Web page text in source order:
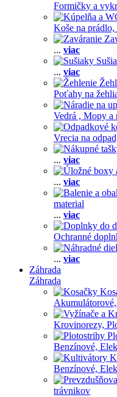
Formičky a
Koše na prádlo,
... viac
... viac
Poťahy na
Vedrá , Mopy a
Vrecia na
... viac
... viac
material
... viac
Ochranné
... viac
Záhrada
Záhrada
Akumulátorové,
Krovinorezy,
Benzínové,
Benzínové,
trávnikov